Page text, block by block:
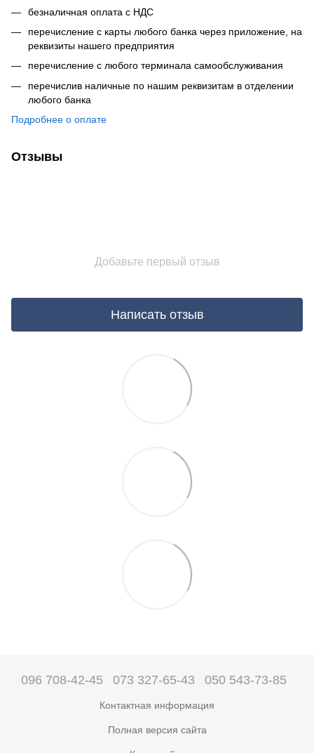
безналичная оплата с НДС
перечисление с карты любого банка через приложение, на
реквизиты нашего предприятия
перечисление с любого терминала самообслуживания
перечислив наличные по нашим реквизитам в отделении
любого банка
Подробнее о оплате
Отзывы
Добавьте первый отзыв
Написать отзыв
096 708-42-45 073 327-65-43 050 543-73-85
Контактная информация
Полная версия сайта